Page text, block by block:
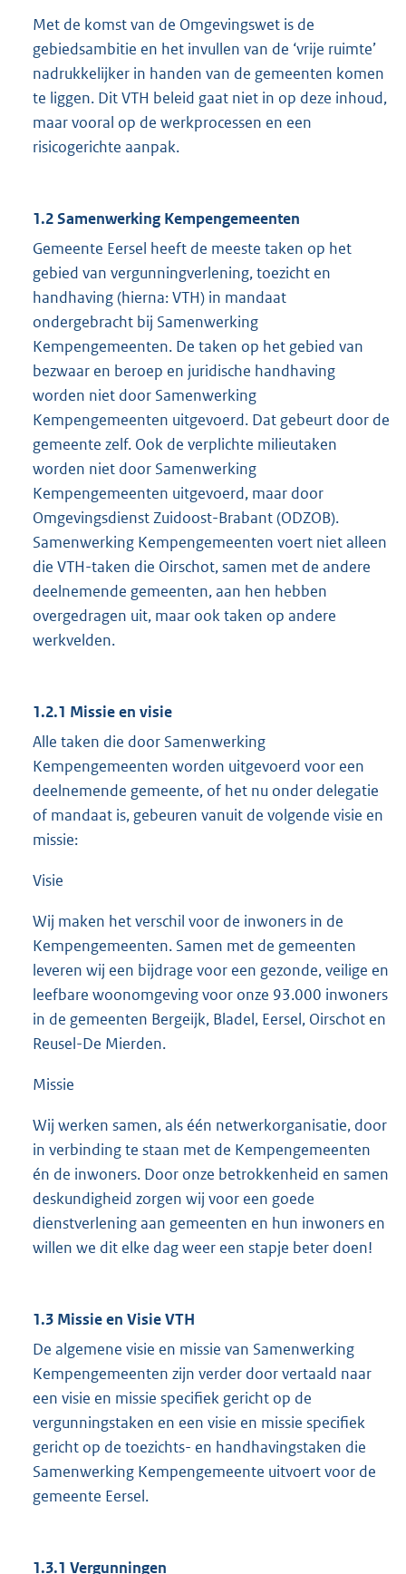
Met de komst van de Omgevingswet is de
gebiedsambitie en het invullen van de ‘vrije ruimte’
nadrukkelijker in handen van de gemeenten komen
te liggen. Dit VTH beleid gaat niet in op deze inhoud,
maar vooral op de werkprocessen en een
risicogerichte aanpak.
1.2 Samenwerking Kempengemeenten
Gemeente Eersel heeft de meeste taken op het
gebied van vergunningverlening, toezicht en
handhaving (hierna: VTH) in mandaat
ondergebracht bij Samenwerking
Kempengemeenten. De taken op het gebied van
bezwaar en beroep en juridische handhaving
worden niet door Samenwerking
Kempengemeenten uitgevoerd. Dat gebeurt door de
gemeente zelf. Ook de verplichte milieutaken
worden niet door Samenwerking
Kempengemeenten uitgevoerd, maar door
Omgevingsdienst Zuidoost-Brabant (ODZOB).
Samenwerking Kempengemeenten voert niet alleen
die VTH-taken die Oirschot, samen met de andere
deelnemende gemeenten, aan hen hebben
overgedragen uit, maar ook taken op andere
werkvelden.
1.2.1 Missie en visie
Alle taken die door Samenwerking
Kempengemeenten worden uitgevoerd voor een
deelnemende gemeente, of het nu onder delegatie
of mandaat is, gebeuren vanuit de volgende visie en
missie:
Visie
Wij maken het verschil voor de inwoners in de
Kempengemeenten. Samen met de gemeenten
leveren wij een bijdrage voor een gezonde, veilige en
leefbare woonomgeving voor onze 93.000 inwoners
in de gemeenten Bergeijk, Bladel, Eersel, Oirschot en
Reusel-De Mierden.
Missie
Wij werken samen, als één netwerkorganisatie, door
in verbinding te staan met de Kempengemeenten
én de inwoners. Door onze betrokkenheid en samen
deskundigheid zorgen wij voor een goede
dienstverlening aan gemeenten en hun inwoners en
willen we dit elke dag weer een stapje beter doen!
1.3 Missie en Visie VTH
De algemene visie en missie van Samenwerking
Kempengemeenten zijn verder door vertaald naar
een visie en missie specifiek gericht op de
vergunningstaken en een visie en missie specifiek
gericht op de toezichts- en handhavingstaken die
Samenwerking Kempengemeente uitvoert voor de
gemeente Eersel.
1.3.1 Vergunningen